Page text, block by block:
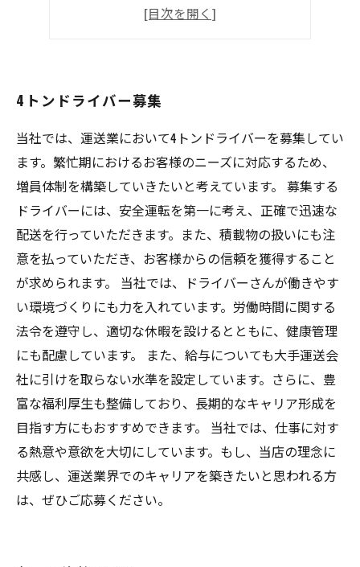
未経験大歓迎！
4トンドライバー募集
当社では、運送業において4トンドライバーを募集してい
ます。繁忙期におけるお客様のニーズに対応するため、
増員体制を構築していきたいと考えています。 募集する
ドライバーには、安全運転を第一に考え、正確で迅速な
配送を行っていただきます。また、積載物の扱いにも注
意を払っていただき、お客様からの信頼を獲得すること
が求められます。 当社では、ドライバーさんが働きやす
い環境づくりにも力を入れています。労働時間に関する
法令を遵守し、適切な休暇を設けるとともに、健康管理
にも配慮しています。 また、給与についても大手運送会
社に引けを取らない水準を設定しています。さらに、豊
富な福利厚生も整備しており、長期的なキャリア形成を
目指す方にもおすすめできます。 当社では、仕事に対す
る熱意や意欲を大切にしています。もし、当店の理念に
共感し、運送業界でのキャリアを築きたいと思われる方
は、ぜひご応募ください。